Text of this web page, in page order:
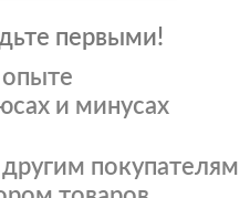
первыми!
и минусах
покупателям